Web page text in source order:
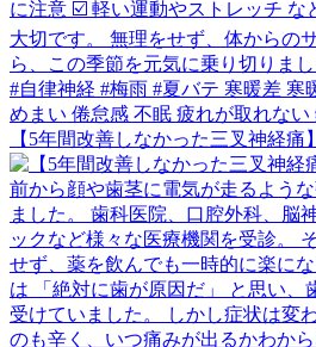
【5年間改善しなかった三叉神経痛】